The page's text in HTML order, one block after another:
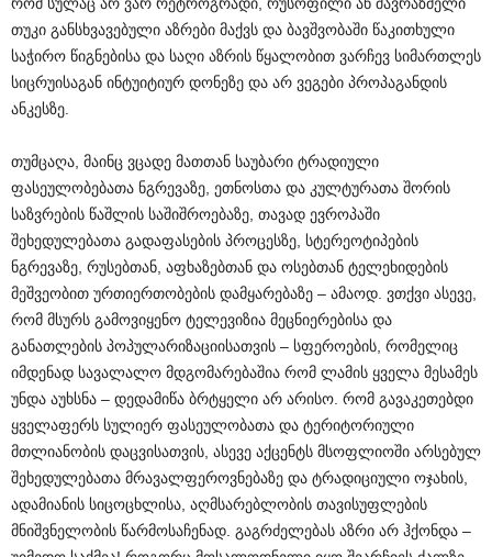
თუკი განსხვავებული აზრები მაქვს და ბავშვობაში წაკითხული
საჭირო წიგნებისა და საღი აზრის წყალობით ვარჩევ სიმართლეს
სიცრუისაგან ინტუიტიურ დონეზე და არ ვეგები პროპაგანდის
ანკესზე.
თუმცაღა, მაინც ვცადე მათთან საუბარი ტრადიული
ფასეულობებათა ნგრევაზე, ეთნოსთა და კულტურათა შორის
საზვრების წაშლის საშიშროებაზე, თავად ევროპაში
შეხედულებათა გადაფასების პროცესზე, სტერეოტიპების
ნგრევაზე, რუსებთან, აფხაზებთან და ოსებთან ტელეხიდების
მეშვეობით ურთიერთობების დამყარებაზე – ამაოდ. ვთქვი ასევე,
რომ მსურს გამოვიყენო ტელევიზია მეცნიერებისა და
განათლების პოპულარიზაციისათვის – სფეროების, რომელიც
იმდენად სავალალო მდგომარებაშია რომ ლამის ყველა მესამეს
უნდა აუხსნა – დედამიწა ბრტყელი არ არისო. რომ გავაკეთებდი
ყველაფერს სულიერ ფასეულობათა და ტერიტორიული
მთლიანობის დაცვისათვის, ასევე აქცენტს მსოფლიოში არსებულ
შეხედულებათა მრავალფეროვნებაზე და ტრადიციული ოჯახის,
ადამიანის სიცოცხლისა, აღმსარებლობის თავისუფლების
მნიშვნელობის წარმოსაჩენად. გაგრძელებას აზრი არ ჰქონდა –